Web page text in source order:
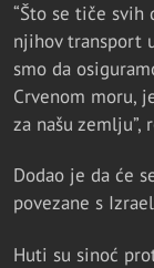
“Što se tiče
njihov transport
smo da
Crvenom moru,
za našu zemlju”,
Dodao je da će
povezane s
Huti su sinoć